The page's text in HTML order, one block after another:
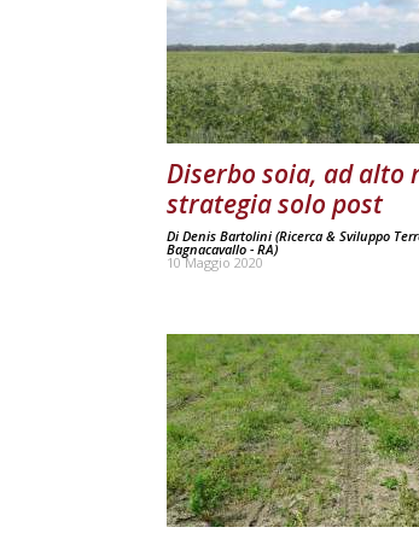
Diserbo soia, ad alto
strategia solo post
Di Denis Bartolini (Ricerca & Sviluppo
Bagnacavallo - RA)
10 Maggio 2020